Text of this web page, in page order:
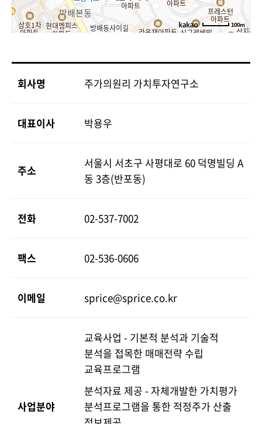
100m
회사명 주가의원리 가치투자연구소
대표이사 박용우
주소
서울시 서초구 사평대로 60 덕명빌딩 A
동 3층(반포동)
전화 02-537-7002
팩스 02-536-0606
이메일 sprice@sprice.co.kr
사업분야
교육사업 - 기본적 분석과 기술적
분석을 접목한 매매전략 수립
교육프로그램
분석자료 제공 - 자체개발한 가치평가
분석프로그램을 통한 적정주가 산출